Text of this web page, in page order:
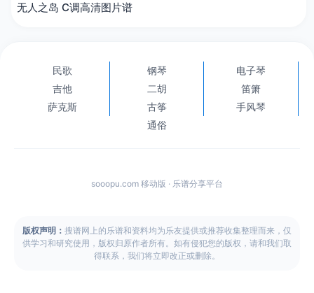
无人之岛 C调高清图片谱
民歌 钢琴
电子琴
吉他
二胡
笛箫
萨克斯
古筝
手风琴
通俗
sooopu.com 移动版 · 乐谱分享平台
版权声明： 搜谱网上的乐谱和资料均为乐友提供或推荐收集整理而来，仅
供学习和研究使用，版权归原作者所有。如有侵犯您的版权，请和我们取
得联系，我们将立即改正或删除。